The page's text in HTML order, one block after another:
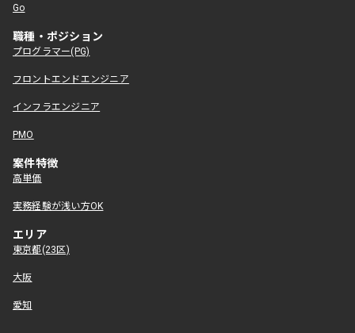
Go
職種・ポジション
プログラマー(PG)
フロントエンドエンジニア
インフラエンジニア
PMO
案件特徴
高単価
実務経験が浅い方OK
エリア
東京都(23区)
大阪
愛知